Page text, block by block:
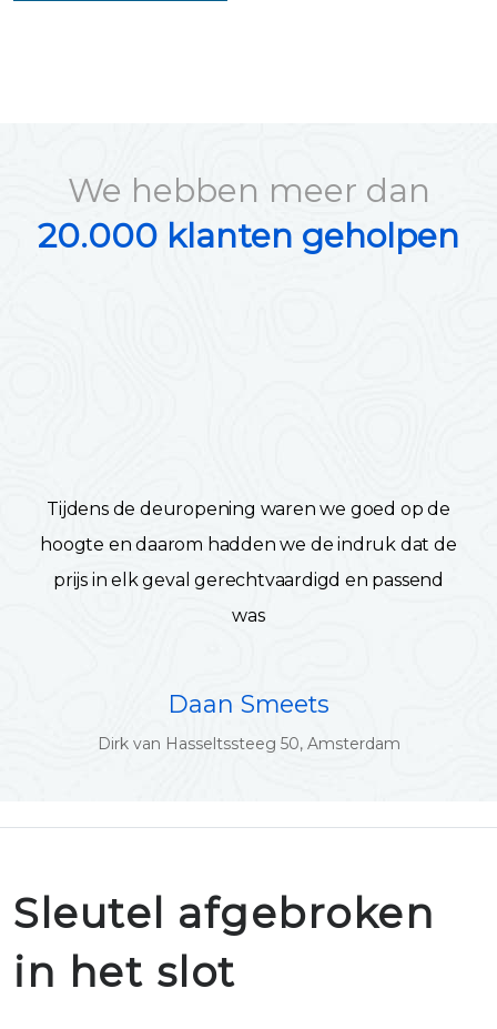
We hebben meer dan
20.000 klanten geholpen
Tijdens de deuropening waren we goed op de
hoogte en daarom hadden we de indruk dat de
prijs in elk geval gerechtvaardigd en passend
was
Daan Smeets
Dirk van Hasseltssteeg 50, Amsterdam
Sleutel afgebroken
in het slot